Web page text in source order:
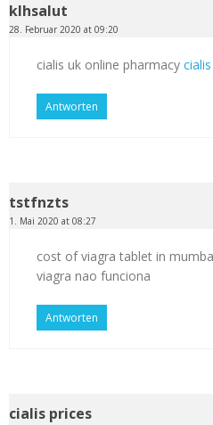
klhsalut
28. Februar 2020 at 09:20
cialis uk online pharmacy
Antworten
tstfnzts
1. Mai 2020 at 08:27
cost of viagra tablet in
viagra nao funciona
Antworten
cialis prices